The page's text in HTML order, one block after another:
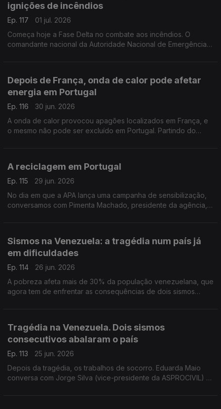
ignições de incêndios
Ep. 117
01 jul. 2026
Começa hoje a Fase Delta no combate aos incêndios. O
comandante nacional da Autoridade Nacional de Emergência e
Depois de França, onda de calor pode afetar
energia em Portugal
Ep. 116
30 jun. 2026
A onda de calor provocou apagões localizados em França, e
o mesmo não pode ser excluído em Portugal. Partindo do
A reciclagem em Portugal
Ep. 115
29 jun. 2026
No dia em que a APA lança uma campanha de sensibilização,
conversamos com Pimenta Machado, presidente da agência,
Sismos na Venezuela: a tragédia num país já
em dificuldades
Ep. 114
26 jun. 2026
A pobreza afeta mais de 30% da população venezuelana, que
agora tem de enfrentar as consequências de dois sismos
Tragédia na Venezuela. Dois sismos
consecutivos abalaram o país
Ep. 113
25 jun. 2026
Depois da tragédia, os trabalhos de socorro. Eduarda Maio
conversa com Jorge Silva (vice-presidente da ASPROCIVIL) e